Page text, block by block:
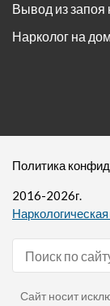
Вывод из запоя
Нарколог на дом
Политика
2016-2026г.
Сайт носит